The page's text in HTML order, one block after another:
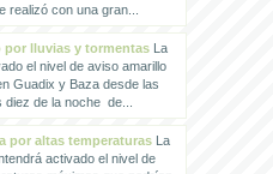
realizó con una gran...
por lluvias y tormentasLa
el nivel de aviso amarillo
Guadix y Baza desde las
de la noche de...
por altas temperaturasLa
activado el nivel de